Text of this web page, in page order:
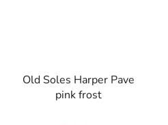
Old Soles Harper Pave
pink frost